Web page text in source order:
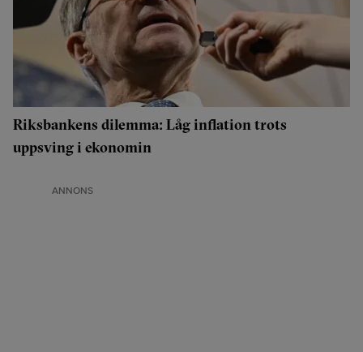
Riksbankens dilemma: Låg inflation trots
uppsving i ekonomin
ANNONS